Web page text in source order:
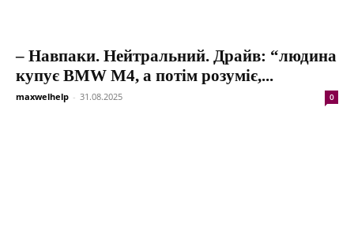
– Навпаки. Нейтральний. Драйв: “людина
купує BMW M4, а потім розуміє,...
maxwelhelp - 31.08.2025 0